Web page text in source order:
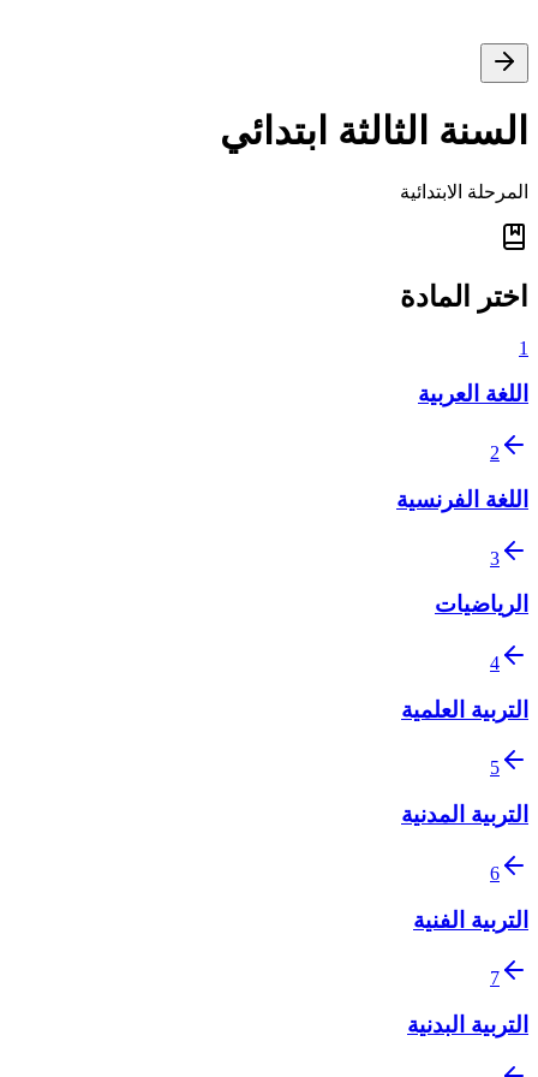
السنة الثالثة ابتدائي
المرحلة الابتدائية
اختر المادة
1
اللغة العربية
2
اللغة الفرنسية
3
الرياضيات
4
التربية العلمية
5
التربية المدنية
6
التربية الفنية
7
التربية البدنية